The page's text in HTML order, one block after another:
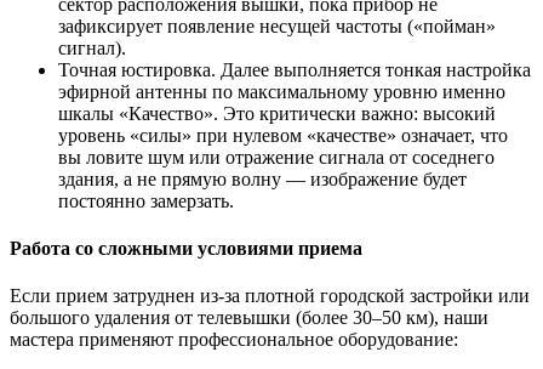
зафиксирует появление несущей частоты («пойман»
сигнал).
Точная юстировка. Далее выполняется тонкая настройка
эфирной антенны по максимальному уровню именно
шкалы «Качество». Это критически важно: высокий
уровень «силы» при нулевом «качестве» означает, что
вы ловите шум или отражение сигнала от соседнего
здания, а не прямую волну — изображение будет
постоянно замерзать.
Работа со сложными условиями приема
Если прием затруднен из-за плотной городской застройки или
большого удаления от телевышки (более 30–50 км), наши
мастера применяют профессиональное оборудование: